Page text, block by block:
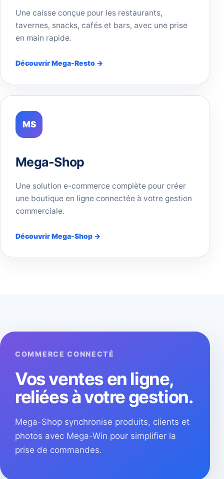
Une caisse conçue pour les restaurants,
tavernes, snacks, cafés et bars, avec une prise
en main rapide.
Découvrir Mega-Resto →
MS
Mega-Shop
Une solution e-commerce complète pour créer
une boutique en ligne connectée à votre gestion
commerciale.
Découvrir Mega-Shop →
COMMERCE CONNECTÉ
Vos ventes en ligne,
reliées à votre gestion.
Mega-Shop synchronise produits, clients et
photos avec Mega-Win pour simplifier la
prise de commandes.